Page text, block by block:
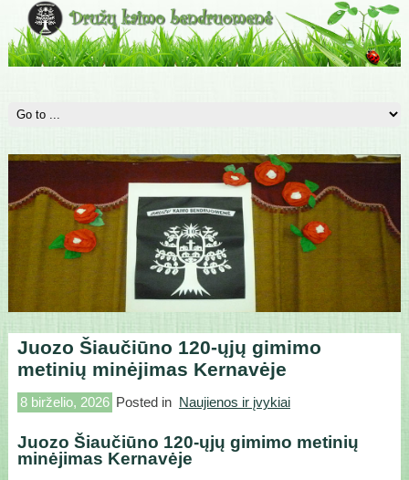
Juozo Šiaučiūno 120-ųjų gimimo
metinių minėjimas Kernavėje
8 birželio, 2026 Posted in Naujienos ir įvykiai
Juozo Šiaučiūno 120-ųjų gimimo metinių
minėjimas Kernavėje